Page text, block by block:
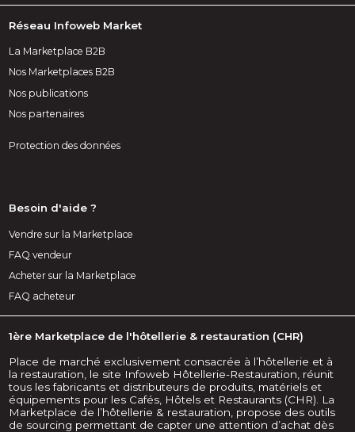
Réseau Infoweb Market
La Marketplace B2B
Nos Marketplaces B2B
Nos publications
Nos partenaires
Protection des données
Besoin d'aide ?
Vendre sur la Marketplace
FAQ vendeur
Acheter sur la Marketplace
FAQ acheteur
1ère Marketplace de l'hôtellerie & restauration (CHR)
Place de marché exclusivement consacrée à l’hôtellerie et à
la restauration, le site Infoweb Hôtellerie-Restauration, réunit
tous les fabricants et distributeurs de produits, matériels et
équipements pour les Cafés, Hôtels et Restaurants (CHR). La
Marketplace de l’hôtellerie & restauration, propose des outils
de sourcing permettant de capter une attention d’achat dès